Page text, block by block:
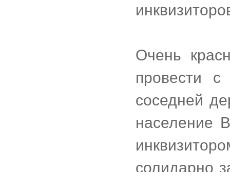
Очень
провести с
соседней
население
солидарно